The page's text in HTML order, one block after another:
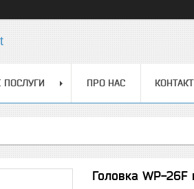
ПОСЛУГИ ПРО НАС
Головка WP-26F